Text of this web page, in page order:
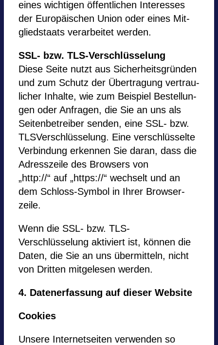
eines wich­ti­gen öffent­li­chen Inter­es­ses
der Euro­päi­schen Union oder eines Mit­
glied­staats ver­ar­bei­tet wer­den.
SSL- bzw. TLS-Verschlüsselung
Diese Seite nutzt aus Sicherheitsgründen
und zum Schutz der Über­tra­gung ver­trau­
li­cher Inhalte, wie zum Bei­spiel Bestel­lun­
gen oder Anfra­gen, die Sie an uns als
Sei­ten­be­trei­ber sen­den, eine SSL- bzw.
TLSVerschlüsselung. Eine verschlüsselte
Ver­bin­dung erken­nen Sie daran, dass die
Adress­zeile des Brow­sers von
„http://“ auf „https://“ wech­selt und an
dem Schloss-Sym­bol in Ihrer Brow­ser­
zeile.
Wenn die SSL- bzw. TLS-
Verschlüsselung akti­viert ist, kön­nen die
Daten, die Sie an uns übermitteln, nicht
von Drit­ten mit­ge­le­sen wer­den.
4. Daten­er­fas­sung auf die­ser Web­site
Coo­kies
Unsere Inter­net­sei­ten ver­wen­den so